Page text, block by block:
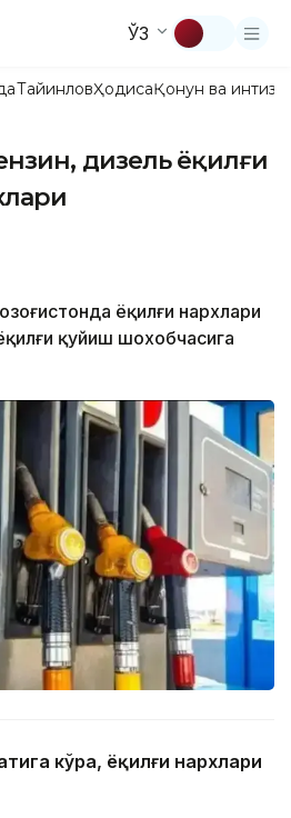
ЎЗ
ТайинловҲодисаҚонун ва
дизель ёқилғи
ёқилғи нархлари
қуйиш шохобчасига
кўра, ёқилғи нархлари